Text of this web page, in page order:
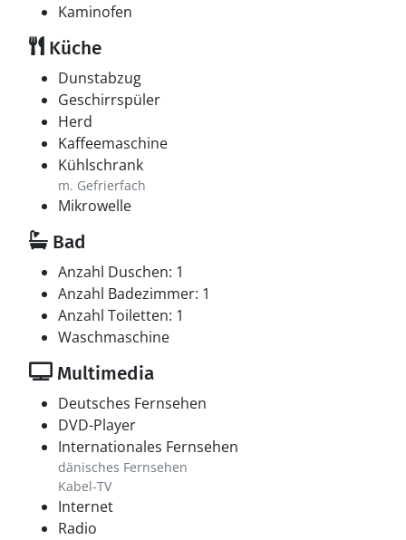
Kaminofen
Küche
Dunstabzug
Geschirrspüler
Herd
Kaffeemaschine
Kühlschrank
m. Gefrierfach
Mikrowelle
Bad
Anzahl Duschen: 1
Anzahl Badezimmer: 1
Anzahl Toiletten: 1
Waschmaschine
Multimedia
Deutsches Fernsehen
DVD-Player
Internationales Fernsehen
dänisches Fernsehen
Kabel-TV
Internet
Radio